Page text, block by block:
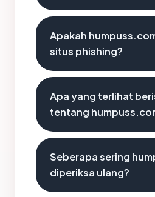
Apakah
situs phishing?
Apa yang terlihat
tentang
Seberapa sering
diperiksa ulang?